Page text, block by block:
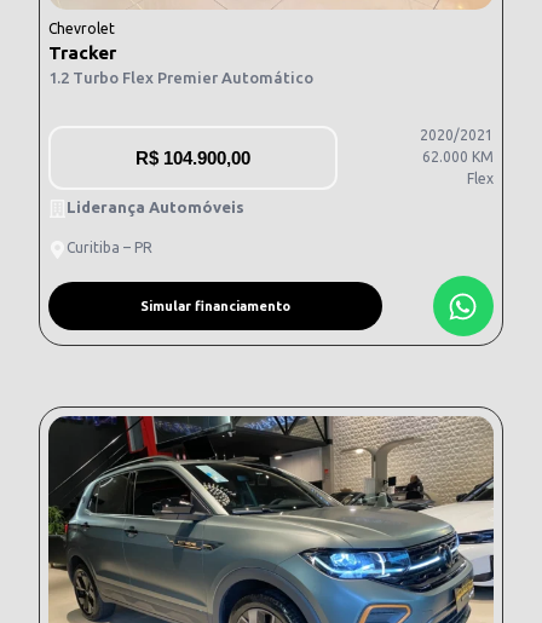
Chevrolet
Tracker
1.2 Turbo Flex Premier Automático
R$ 104.900,00
2020/2021
62.000 KM
Flex
Liderança Automóveis
Curitiba – PR
Simular financiamento